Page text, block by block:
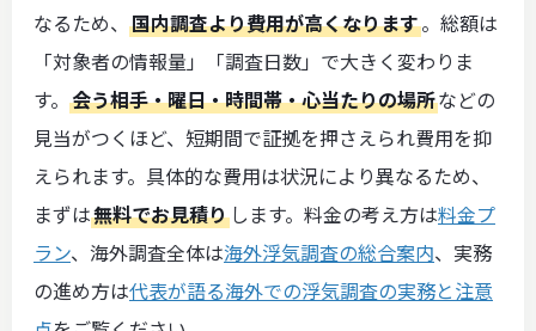
なるため、 国内調査より費用が高くなります。総額は
「対象者の情報量」「調査日数」で大きく変わりま
す。 会う相手・曜日・時間帯・心当たりの場所などの
見当がつくほど、短期間で証拠を押さえられ費用を抑
えられます。具体的な費用は状況により異なるため、
まずは無料でお見積り します。料金の考え方は料金プ
ラン、海外調査全体は海外浮気調査の総合案内、実務
の進め方は代表が語る海外での浮気調査の実務と注意